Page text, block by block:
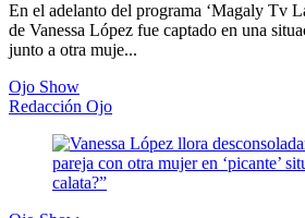
En el adelanto del programa ‘Magaly Tv
de Vanessa López fue captado en una
junto a otra muje...
Ojo Show
Redacción Ojo